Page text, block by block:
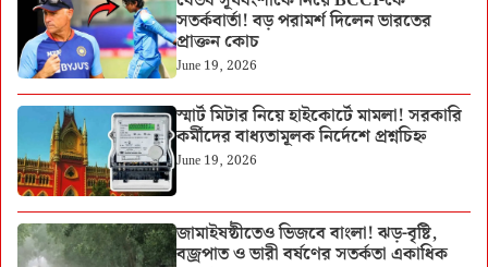
সতর্কবার্তা! বড় পরামর্শ দিলেন ভারতের
প্রাক্তন কোচ
June 19, 2026
স্মার্ট মিটার নিয়ে হাইকোর্টে মামলা! সরকারি
কর্মীদের বাধ্যতামূলক নির্দেশে প্রশ্নচিহ্ন
June 19, 2026
জামাইষষ্ঠীতেও ভিজবে বাংলা! ঝড়-বৃষ্টি,
বজ্রপাত ও ভারী বর্ষণের সতর্কতা একাধিক